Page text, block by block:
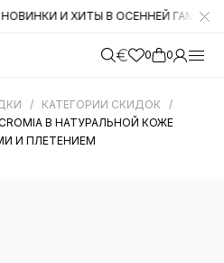
И ХИТЫ В ОСЕННЕЙ ГАММЕ ОТ DI
0 0
/ КАТЕГОРИИ СКИДОК
/
В НАТУРАЛЬНОЙ КОЖЕ
И ПЛЕТЕНИЕМ